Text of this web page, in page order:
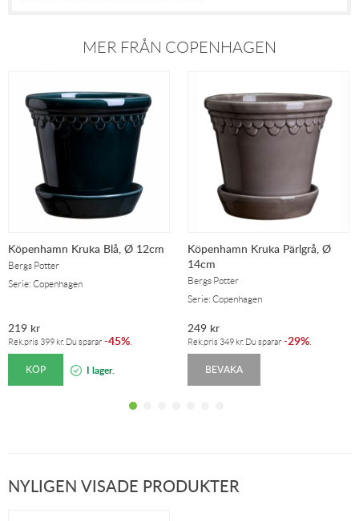
MER FRÅN COPENHAGEN
Köpenhamn Kruka Blå, Ø 12cm
Bergs Potter
Serie: Copenhagen
219 kr
Rek.pris 399 kr. Du sparar -45%
KÖP I lager.
Köpenhamn Kruka Pärlgrå, Ø
14cm
Bergs Potter
Serie: Copenhagen
249 kr
Rek.pris 349 kr. Du sparar -29%
BEVAKA
NYLIGEN VISADE PRODUKTER